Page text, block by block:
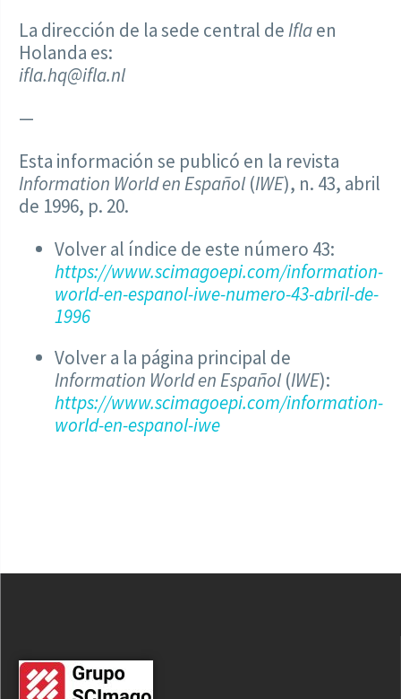
La dirección de la sede central deIflaen
Holanda es:
ifla.hq@ifla.nl
—
Esta información se publicó en la revista
Information World en Español (IWE), n. 43, abril
de 1996, p. 20.
Volver al índice de este número 43:
https://www.scimagoepi.com/information-
world-en-espanol-iwe-numero-43-abril-de-
1996
Volver a la página principal de
Information World en Español (IWE):
https://www.scimagoepi.com/information-
world-en-espanol-iwe